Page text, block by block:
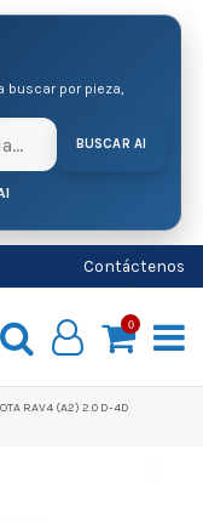
buscar por pieza,
BUSCAR AI
Contáctenos
0
RAV4 (A2) 2.0 D-4D